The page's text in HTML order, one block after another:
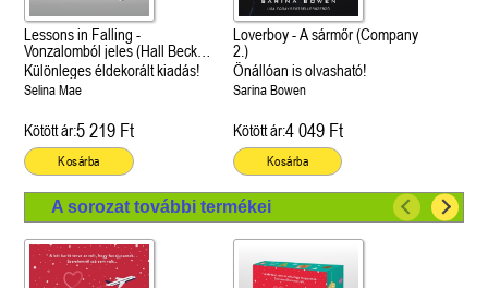
Lessons in Falling -
Vonzalomból jeles (Hall Beck
University 3.)
Különleges éldekorált kiadás!
Selina Mae
Kötött ár:5 219 Ft
Kosárba
Loverboy - A sármőr (Company
2.)
Önállóan is olvasható!
Sarina Bowen
Kötött ár:4 049 Ft
Kosárba
A sorozat további termékei